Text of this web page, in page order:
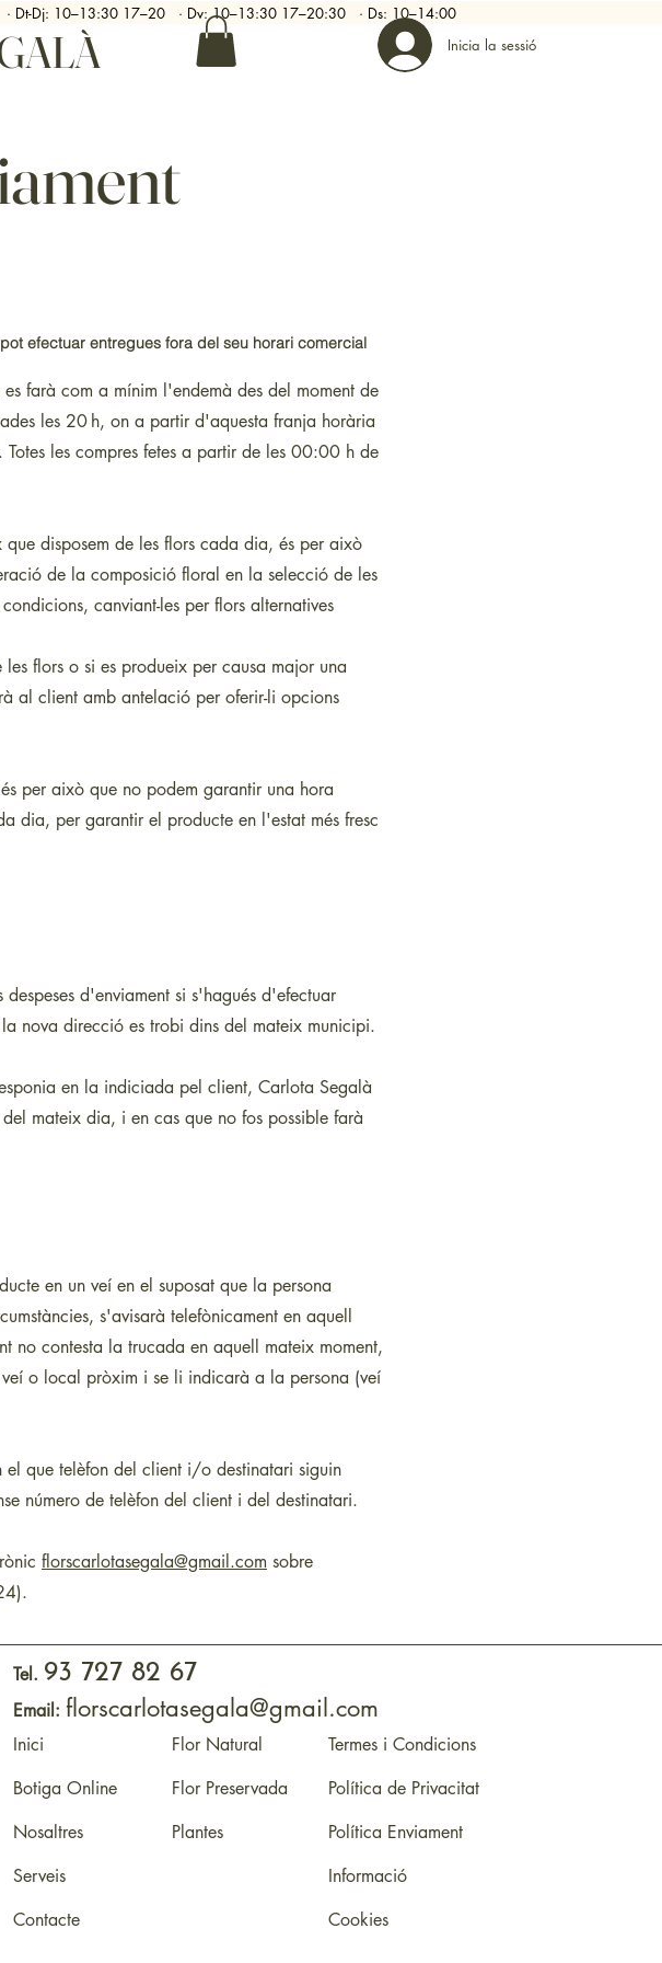
Dj: 10–13:30 17–20 · Dv: 10–13:30 17–20:30 · Ds: 10–14:00
Inicia la sessió
efectuar entregues fora del seu horari comercial
farà com a mínim l'endemà des del moment de
les 20 h, on a partir d'aquesta franja horària
les compres fetes a partir de les 00:00 h de
disposem de les flors cada dia, és per això
de la composició floral en la selecció de les
canviant-les per flors alternatives
flors o si es produeix per causa major una
al client amb antelació per oferir-li opcions
per això que no podem garantir una hora
dia, per garantir el producte en l'estat més fresc
d'enviament si s'hagués d'efectuar
nova direcció es trobi dins del mateix municipi.
en la indiciada pel client, Carlota Segalà
mateix dia, i en cas que no fos possible farà
en un veí en el suposat que la persona
s'avisarà telefònicament en aquell
no contesta la trucada en aquell mateix moment,
o local pròxim i se li indicarà a la persona (veí
el que telèfon del client i/o destinatari siguin
número de telèfon del client i del destinatari.
florscarlotasegala@gmail.com sobre
Tel. 93 727 82 67
Email:florscarlotasegala@gmail.com
Inici
Botiga Online
Nosaltres
Serveis
Contacte
Flor Natural
Flor Preservada
Plantes
Termes i Condicions
Política de Privacitat
Política Enviament
Informació
Cookies